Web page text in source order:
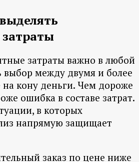
затраты важно в любой
выбор между двумя и более
кону деньги. Чем дороже
ошибка в составе затрат.
в которых
напрямую защищает
заказ по цене ниже